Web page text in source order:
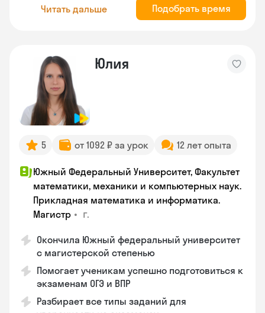
Читать дальше Подобрать время
Юлия
5 от 1092 ₽ за урок 12 лет опыта
Южный Федеральный Университет, Факультет
математики, механики и компьютерных наук.
Прикладная математика и информатика.
Магистр • г.
Окончила Южный федеральный университет
с магистерской степенью
Помогает ученикам успешно подготовиться к
экзаменам ОГЭ и ВПР
Разбирает все типы заданий для